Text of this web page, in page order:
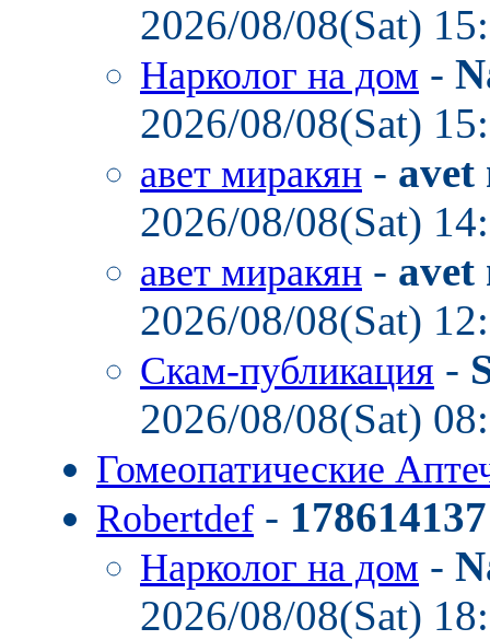
2026/08/08(Sat)
Нарколог на дом -
2026/08/08(Sat)
авет миракян - avet
2026/08/08(Sat)
авет миракян - avet
2026/08/08(Sat)
Скам-публикация -
2026/08/08(Sat)
Гомеопатические
Robertdef -
Нарколог на дом -
2026/08/08(Sat)